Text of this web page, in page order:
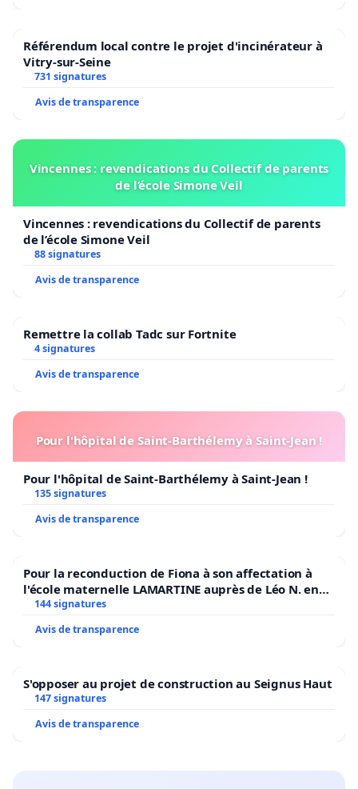
Référendum local contre le projet d'incinérateur à
Vitry-sur-Seine
731 signatures
Avis de transparence
Vincennes : revendications du Collectif de parents
de l’école Simone Veil
Vincennes : revendications du Collectif de parents
de l’école Simone Veil
88 signatures
Avis de transparence
Remettre la collab Tadc sur Fortnite
4 signatures
Avis de transparence
Pour l'hôpital de Saint-Barthélemy à Saint-Jean !
Pour l'hôpital de Saint-Barthélemy à Saint-Jean !
135 signatures
Avis de transparence
Pour la reconduction de Fiona à son affectation à
l'école maternelle LAMARTINE auprès de Léo N. en
2026/2027
144 signatures
Avis de transparence
S'opposer au projet de construction au Seignus Haut
147 signatures
Avis de transparence